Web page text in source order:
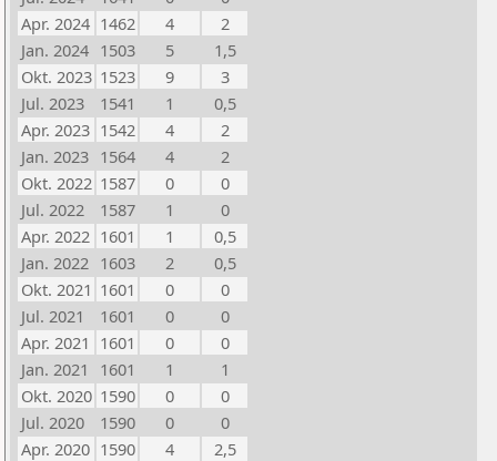
Apr. 2024 1462 4
2
Jan. 2024 1503 5
1,5
Okt. 2023 1523 9
3
Jul. 2023
1541 1
0,5
Apr. 2023 1542 4
2
Jan. 2023 1564 4
2
Okt. 2022 1587 0
0
Jul. 2022
1587 1
0
Apr. 2022 1601 1
0,5
Jan. 2022 1603 2
0,5
Okt. 2021 1601 0
0
Jul. 2021
1601 0
0
Apr. 2021 1601 0
0
Jan. 2021
1601 1
1
Okt. 2020 1590 0
0
Jul. 2020
1590 0
0
Apr. 2020 1590 4
2,5